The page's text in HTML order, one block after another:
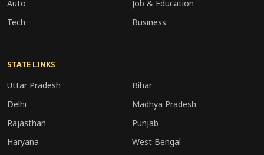
Auto
Tech
Job & Education
Business
STATE LINKS
Uttar Pradesh
Bihar
Delhi
Madhya Pradesh
Rajasthan
Punjab
Haryana
West Bengal